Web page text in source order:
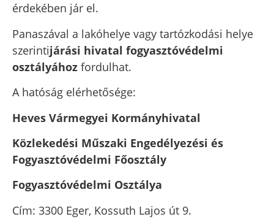
érdekében jár el.
Panaszával a lakóhelye vagy tartózkodási helye
szerintijárási hivatal fogyasztóvédelmi
osztályához fordulhat.
A hatóság elérhetősége:
Heves Vármegyei Kormányhivatal
Közlekedési Műszaki Engedélyezési és
Fogyasztóvédelmi Főosztály
Fogyasztóvédelmi Osztálya
Cím: 3300 Eger, Kossuth Lajos út 9.